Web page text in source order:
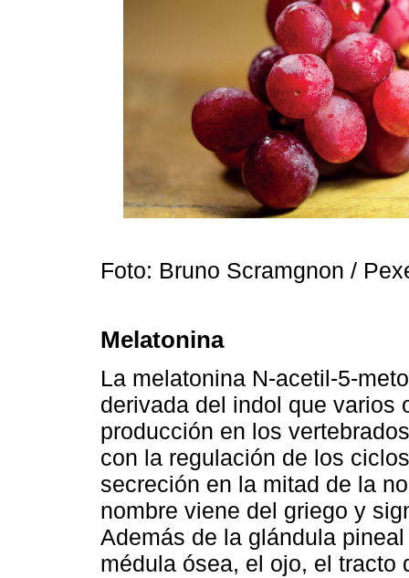
Foto: Bruno Scramgnon /
Melatonina
La melatonina N-acetil-5-
derivada del indol que varios
producción en los
con la regulación de los
secreción en la mitad de la
nombre viene del griego y
Además de la glándula
médula ósea, el ojo, el tracto